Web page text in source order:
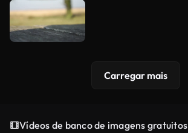
Carregar mais
Vídeos de banco de imagens gratuitos